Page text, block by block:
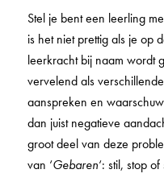
Stel je bent een leerling
is het niet prettig als je op
leerkracht bij naam wordt
vervelend als
aanspreken en
dan juist negatieve
groot deel van deze
van ‘Gebaren‘: stil, stop of